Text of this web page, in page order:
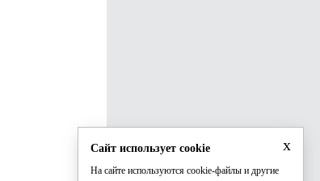
x
Сайт использует cookie
На сайте используются cookie-файлы и другие